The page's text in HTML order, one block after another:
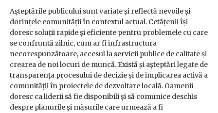
Așteptările publicului sunt variate și reflectă nevoile și
dorințele comunității în contextul actual. Cetățenii își
doresc soluții rapide și eficiente pentru problemele cu care
se confruntă zilnic, cum ar fi infrastructura
necorespunzătoare, accesul la servicii publice de calitate și
crearea de noi locuri de muncă. Există și așteptări legate de
transparența procesului de decizie și de implicarea activă a
comunității în proiectele de dezvoltare locală. Oamenii
doresc ca liderii să fie disponibili și să comunice deschis
despre planurile și măsurile care urmează a fi